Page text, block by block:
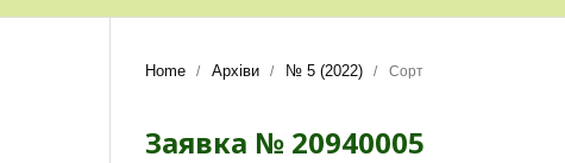
Home / Архіви / № 5 (2022) / Сорт
Заявка № 20940005